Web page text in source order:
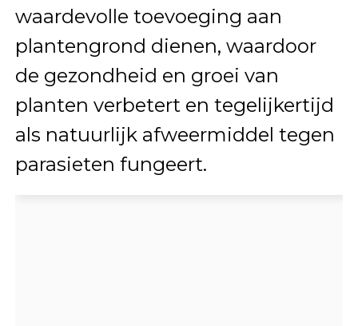
waardevolle toevoeging aan
plantengrond dienen, waardoor
de gezondheid en groei van
planten verbetert en tegelijkertijd
als natuurlijk afweermiddel tegen
parasieten fungeert.